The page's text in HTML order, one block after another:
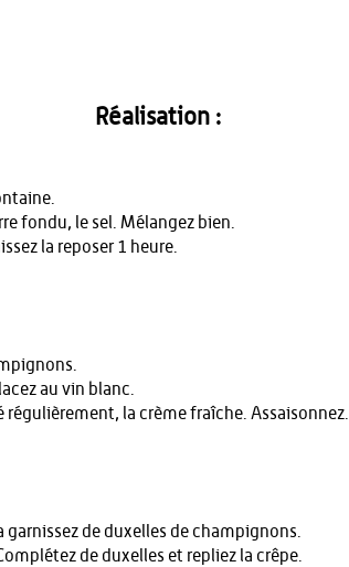
Réalisation :
fondu, le sel. Mélangez bien.
la reposer 1 heure.
au vin blanc.
la crème fraîche. Assaisonnez.
garnissez de duxelles de champignons.
de duxelles et repliez la crêpe.